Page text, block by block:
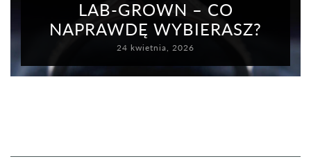
LAB-GROWN – CO
NAPRAWDĘ WYBIERASZ?
24 kwietnia, 2026